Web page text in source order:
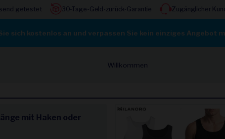
getestet 30-Tage-Geld-zurück-Garantie Zugänglicher
sich kostenlos an und verpassen Sie kein einziges Angebot
Willkommen
mit Haken oder